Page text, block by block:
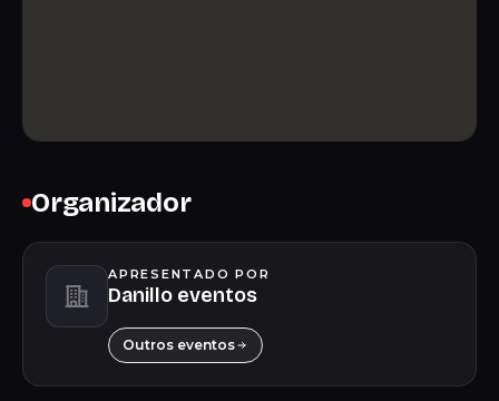
Organizador
APRESENTADO POR
Danillo eventos
Outros eventos